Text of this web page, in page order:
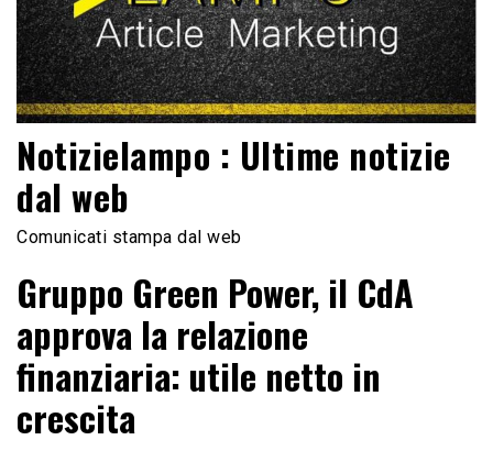
Notizielampo : Ultime notizie
dal web
Comunicati stampa dal web
Gruppo Green Power, il CdA
approva la relazione
finanziaria: utile netto in
crescita